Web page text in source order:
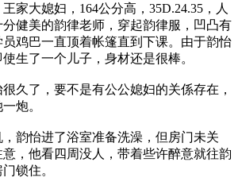
大媳妇，164公分高，35D.24.35，人
健美的韵律老师，穿起韵律服，凹凸有
鸡巴一直顶着帐篷直到下课。由于韵怡
生了一个儿子，身材还是很棒。
了，要不是有公公媳妇的关係存在，
炮。
怡进了浴室准备洗澡，但房门未关
，他看四周没人，带着些许醉意就往韵
锁住。